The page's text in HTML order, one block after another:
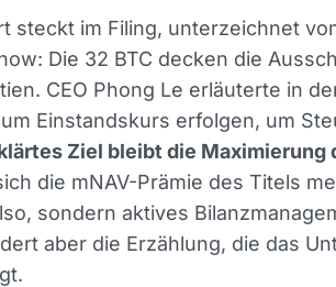
steckt im Filing, unterzeichnet
Die 32 BTC decken die
CEO Phong Le erläuterte in
Einstandskurs erfolgen, um
Ziel bleibt die Maximierung
die mNAV-Prämie des Titels
sondern aktives
aber die Erzählung, die das